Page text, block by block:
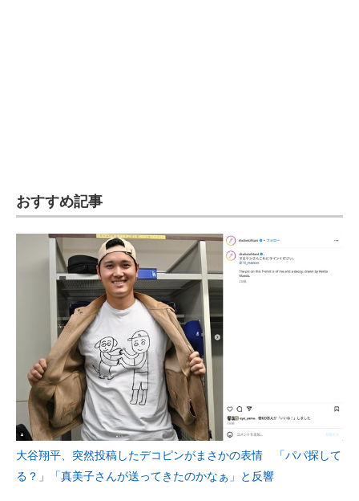
おすすめ記事
大谷翔平、突然投稿したデコピンがまさかの表情 「パパ探して
る？」「真美子さんが送ってきたのかなぁ」と反響